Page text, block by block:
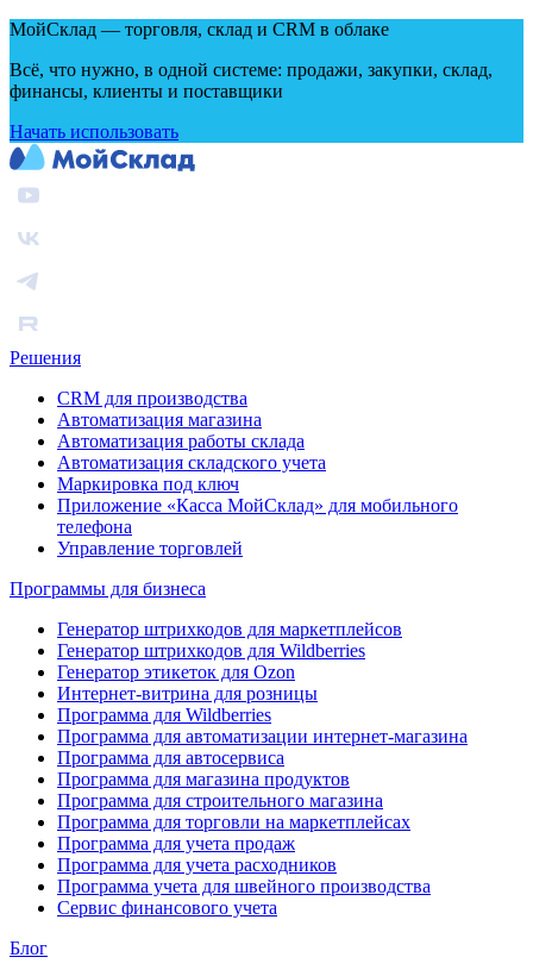
МойСклад — торговля, склад и CRM в облаке
Всё, что нужно, в одной системе: продажи, закупки, склад,
финансы, клиенты и поставщики
Начать использовать
Решения
CRM для производства
Автоматизация магазина
Автоматизация работы склада
Автоматизация складского учета
Маркировка под ключ
Приложение «Касса МойСклад» для мобильного
телефона
Управление торговлей
Программы для бизнеса
Генератор штрихкодов для маркетплейсов
Генератор штрихкодов для Wildberries
Генератор этикеток для Ozon
Интернет-витрина для розницы
Программа для Wildberries
Программа для автоматизации интернет-магазина
Программа для автосервиса
Программа для магазина продуктов
Программа для строительного магазина
Программа для торговли на маркетплейсах
Программа для учета продаж
Программа для учета расходников
Программа учета для швейного производства
Сервис финансового учета
Блог